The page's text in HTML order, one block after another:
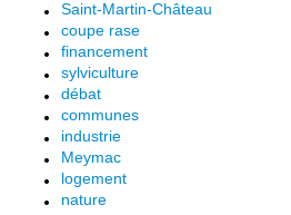
Saint-Martin-Château
coupe rase
financement
sylviculture
débat
communes
industrie
Meymac
logement
nature